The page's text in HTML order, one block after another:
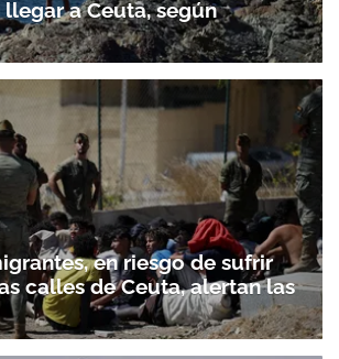
a Ceuta, según
en riesgo de sufrir
calles de Ceuta, alertan las